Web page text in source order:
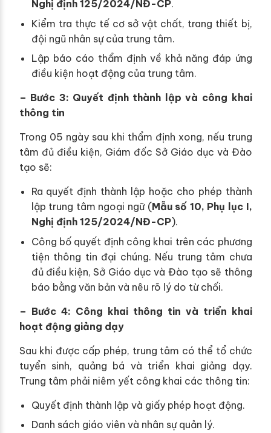
Nghị định 125/2024/NĐ-CP.
Kiểm tra thực tế cơ sở vật chất, trang thiết bị,
đội ngũ nhân sự của trung tâm.
Lập báo cáo thẩm định về khả năng đáp ứng
điều kiện hoạt động của trung tâm.
– Bước 3: Quyết định thành lập và công khai
thông tin
Trong 05 ngày sau khi thẩm định xong, nếu trung
tâm đủ điều kiện, Giám đốc Sở Giáo dục và Đào
tạo sẽ:
Ra quyết định thành lập hoặc cho phép thành
lập trung tâm ngoại ngữ (Mẫu số 10, Phụ lục I,
Nghị định 125/2024/NĐ-CP).
Công bố quyết định công khai trên các phương
tiện thông tin đại chúng. Nếu trung tâm chưa
đủ điều kiện, Sở Giáo dục và Đào tạo sẽ thông
báo bằng văn bản và nêu rõ lý do từ chối.
– Bước 4: Công khai thông tin và triển khai
hoạt động giảng dạy
Sau khi được cấp phép, trung tâm có thể tổ chức
tuyển sinh, quảng bá và triển khai giảng dạy.
Trung tâm phải niêm yết công khai các thông tin:
Quyết định thành lập và giấy phép hoạt động.
Danh sách giáo viên và nhân sự quản lý.